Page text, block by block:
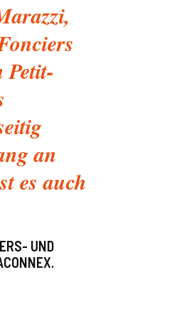
an
es auch
UND